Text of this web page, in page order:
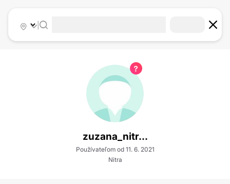
|
zuzana_nitr...
Používateľom od 11. 6. 2021
Nitra